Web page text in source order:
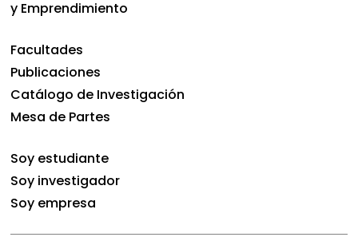
y Emprendimiento
Facultades
Publicaciones
Catálogo de Investigación
Mesa de Partes
Soy estudiante
Soy investigador
Soy empresa